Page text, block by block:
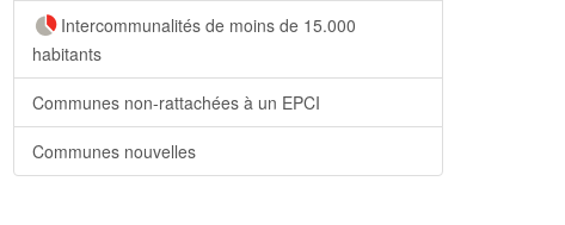
Intercommunalités de moins de 15.000
habitants
Communes non-rattachées à un EPCI
Communes nouvelles